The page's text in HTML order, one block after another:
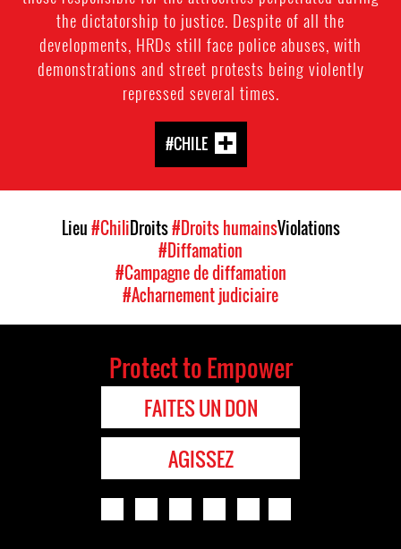
the dictatorship to justice. Despite of all the
developments, HRDs still face police abuses, with
demonstrations and street protests being violently
repressed several times.
#CHILE
Lieu#ChiliDroits#Droits humainsViolations
#Diffamation
#Campagne de diffamation
#Acharnement judiciaire
Protect to Empower
FAITES UN DON
AGISSEZ